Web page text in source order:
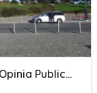
Media I Opinia Publiczna